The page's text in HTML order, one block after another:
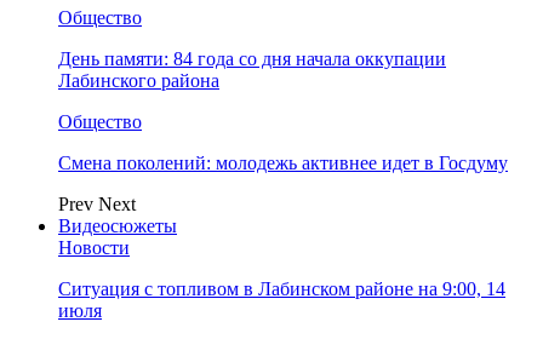
Общество
День памяти: 84 года со дня начала оккупации
Лабинского района
Общество
Смена поколений: молодежь активнее идет в Госдуму
Prev Next
Видеосюжеты
Новости
Ситуация с топливом в Лабинском районе на 9:00, 14
июля